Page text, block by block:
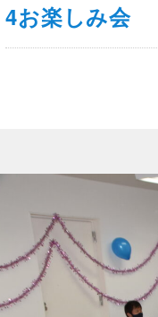
4お楽しみ会